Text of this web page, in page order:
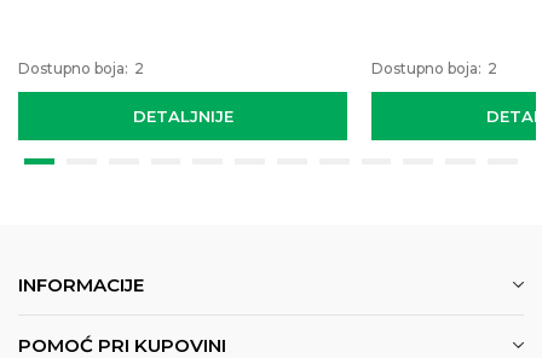
DETALJNIJE
Dostupno boja: 2 Dostupno boja: 2
INFORMACIJE
POMOĆ PRI KUPOVINI